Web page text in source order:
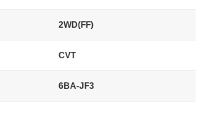
2WD(FF)
CVT
6BA-JF3